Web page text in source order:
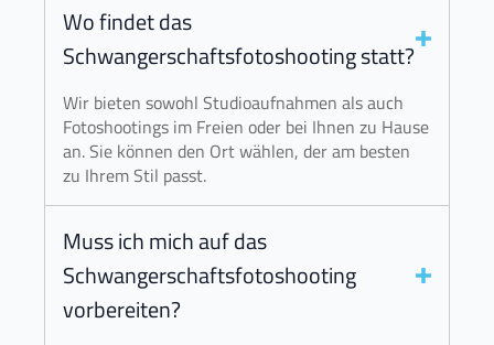
Wo findet das
Schwangerschaftsfotoshooting statt?
Wir bieten sowohl Studioaufnahmen als auch
Fotoshootings im Freien oder bei Ihnen zu Hause
an. Sie können den Ort wählen, der am besten
zu Ihrem Stil passt.
Muss ich mich auf das
Schwangerschaftsfotoshooting
vorbereiten?